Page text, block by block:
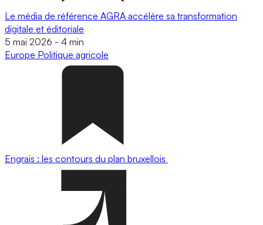
Le média de référence AGRA accélère sa transformation
digitale et éditoriale
5 mai 2026 - 4 min
Europe Politique agricole
Engrais : les contours du plan bruxellois